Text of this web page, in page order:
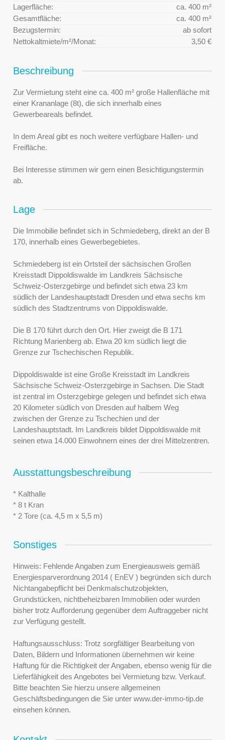
Lagerfläche:
ca. 400 m²
Gesamtfläche:
ca. 400 m²
Bezugstermin:
ab sofort
Nettokaltmiete/m²/Monat:
3,50 €
Beschreibung
Zur Vermietung steht eine ca. 400 m² große Hallenfläche mit
einer Krananlage (8t), die sich innerhalb eines
Gewerbeareals befindet.
In dem Areal gibt es noch weitere verfügbare Hallen- und
Freifläche.
Bei Interesse stimmen wir gern einen Besichtigungstermin
ab.
Lage
Die Immobilie befindet sich in Schmiedeberg, direkt an der B
170, innerhalb eines Gewerbegebietes.
Schmiedeberg ist ein Ortsteil der sächsischen Großen
Kreisstadt Dippoldiswalde im Landkreis Sächsische
Schweiz-Osterzgebirge und befindet sich etwa 23 km
südlich der Landeshauptstadt Dresden und etwa sechs km
südlich des Stadtzentrums von Dippoldiswalde.
Die B 170 führt durch den Ort. Hier zweigt die B 171
Richtung Marienberg ab. Etwa 20 km südlich liegt die
Grenze zur Tschechischen Republik.
Dippoldiswalde ist eine Große Kreisstadt im Landkreis
Sächsische Schweiz-Osterzgebirge in Sachsen. Die Stadt
ist zentral im Osterzgebirge gelegen und befindet sich etwa
20 Kilometer südlich von Dresden auf halbem Weg
zwischen der Grenze zu Tschechien und der
Landeshauptstadt. Im Landkreis bildet Dippoldiswalde mit
seinen etwa 14.000 Einwohnern eines der drei Mittelzentren.
Ausstattungsbeschreibung
* Kalthalle
* 8 t Kran
* 2 Tore (ca. 4,5 m x 5,5 m)
Sonstiges
Hinweis: Fehlende Angaben zum Energieausweis gemäß
Energiesparverordnung 2014 ( EnEV ) begründen sich durch
Nichtangabepflicht bei Denkmalschutzobjekten,
Grundstücken, nichtbeheizbaren Immobilien oder wurden
bisher trotz Aufforderung gegenüber dem Auftraggeber nicht
zur Verfügung gestellt.
Haftungsausschluss: Trotz sorgfältiger Bearbeitung von
Daten, Bildern und Informationen übernehmen wir keine
Haftung für die Richtigkeit der Angaben, ebenso wenig für die
Lieferfähigkeit des Angebotes bei Vermietung bzw. Verkauf.
Bitte beachten Sie hierzu unsere allgemeinen
Geschäftsbedingungen die Sie unter www.der-immo-tip.de
einsehen können.